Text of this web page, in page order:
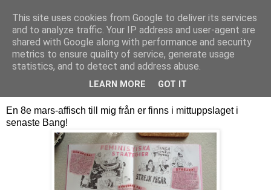
Sara Hansson
tisdag 8 mars 2016
Feministiska strategier
En 8e mars-affisch till mig från er finns i mittuppslaget i
senaste Bang!
This site uses cookies from Google to deliver its services
and to analyze traffic. Your IP address and user-agent are
shared with Google along with performance and security
metrics to ensure quality of service, generate usage
statistics, and to detect and address abuse.
LEARN MORE GOT IT